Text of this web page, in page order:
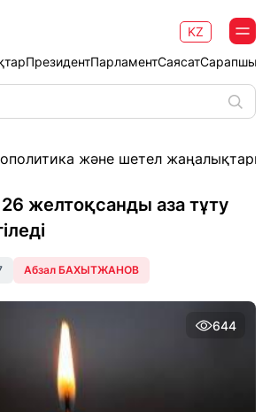
ПрезидентПарламентСаясат
KZ
және шетел жаңалықтары
желтоқсанды аза тұту
Абзал БАХЫТЖАНОВ
644